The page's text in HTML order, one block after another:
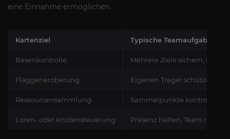
eine Einnahme ermöglichen.
Kartenziel Typische Teamaufgabe
Basenkontrolle Mehrere Ziele sichern,
Flaggeneroberung Eigenen Träger schützen,
Ressourcensammlung Sammelpunkte
Loren- oder Knotensteuerung Präsenz halten, Team